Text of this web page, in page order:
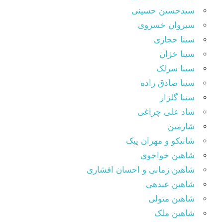
سیدحسین حسینی
سیروان خسروی
سینا حجازی
سینا خزان
سینا سرلک
سینا صادق زاده
سینا گلزار
شاد علی چراغی
شارمین
شانیکو و مهران پیک
شاهین خواجوی
شاهین زمانی و احسان افشاری
شاهین عبدهی
شاهین متولی
شاهین ملک